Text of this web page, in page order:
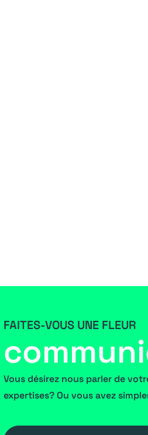
FAITES-VOUS UNE FLEUR
Vous désirez nous parler de
expertises? Ou vous avez